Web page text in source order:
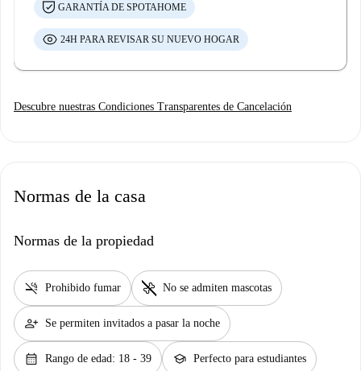
GARANTÍA DE SPOTAHOME
24H PARA REVISAR SU NUEVO HOGAR
Descubre nuestras Condiciones Transparentes de Cancelación
Normas de la casa
Normas de la propiedad
smoke_free Prohibido fumar pet_supplies No se admiten mascotas
person_add Se permiten invitados a pasar la noche
calendar_month Rango de edad: 18 - 39 school Perfecto para estudiantes